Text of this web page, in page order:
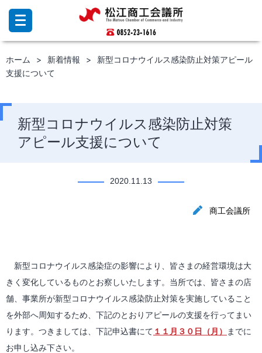
ン
ツ
へ
ホーム 新着情報
新型コロナウイルス感染防止対策アピール
支援について
新型コロナウイルス感染防止対策
アピール支援について
2020.11.13
商工会議所
新型コロナウイルス感染症の影響により、皆さまの経営環境は大
きく変化しているものとお察しいたします。当所では、皆さまの店
舗、事業所が新型コロナウイルス感染防止対策を実施していること
を外部へ周知するため、下記のとおりアピールの支援を行ってまい
ります。つきましては、下記申込書にて １１月３０日（月）
までに
お申し込み下さい。